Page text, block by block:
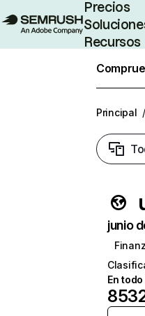
Precios
Recursos
Principal /
junio
En